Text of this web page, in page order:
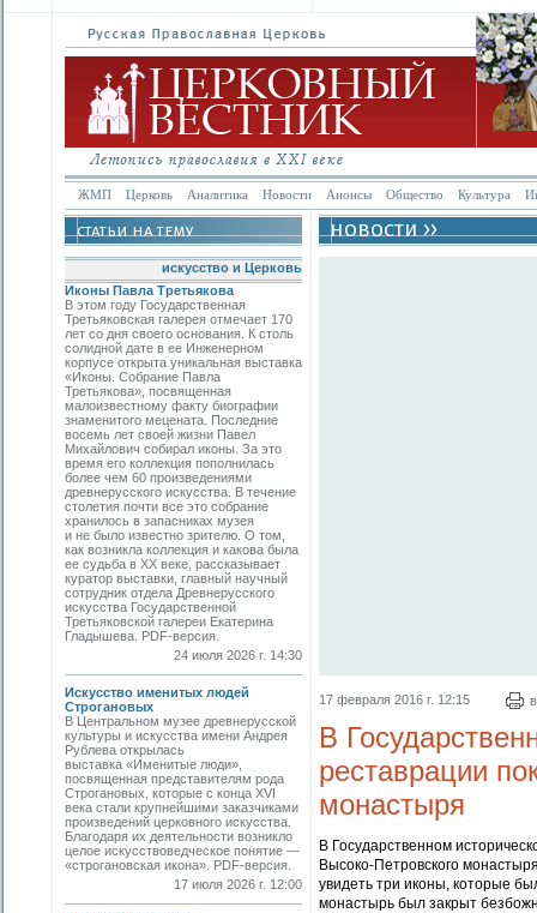
ЖМП Церковь Аналитика Новости Анонсы Общество Культура
искусство и Церковь
Иконы Павла Третьякова
В этом году Государственная
Третьяковская галерея отмечает 170
лет со дня своего основания. К столь
солидной дате в ее Инженерном
корпусе открыта уникальная выставка
«Иконы. Собрание Павла
Третьякова», посвященная
малоизвестному факту биографии
знаменитого мецената. Последние
восемь лет своей жизни Павел
Михайлович собирал иконы. За это
время его коллекция пополнилась
более чем 60 произведениями
древнерусского искусства. В течение
столетия почти все это собрание
хранилось в запасниках музея
и не было известно зрителю. О том,
как возникла коллекция и какова была
ее судьба в ХХ веке, рассказывает
куратор выставки, главный научный
сотрудник отдела Древнерусского
искусства Государственной
Третьяковской галереи Екатерина
Гладышева. PDF-версия.
24 июля 2026 г. 14:30
Искусство именитых людей
Строгановых
В Центральном музее древнерусской
культуры и искусства имени Андрея
Рублева открылась
выставка «Именитые люди»,
посвященная представителям рода
Строгановых, которые с конца XVI
века стали крупнейшими заказчиками
произведений церковного искусства.
Благодаря их деятельности возникло
целое искусствоведческое понятие —
«строгановская икона». PDF-версия.
17 июля 2026 г. 12:00
17 февраля 2016 г. 12:15
В
реставрации
монастыря
В Государственном
Высоко-Петровского
увидеть три иконы, которые
монастырь был закрыт